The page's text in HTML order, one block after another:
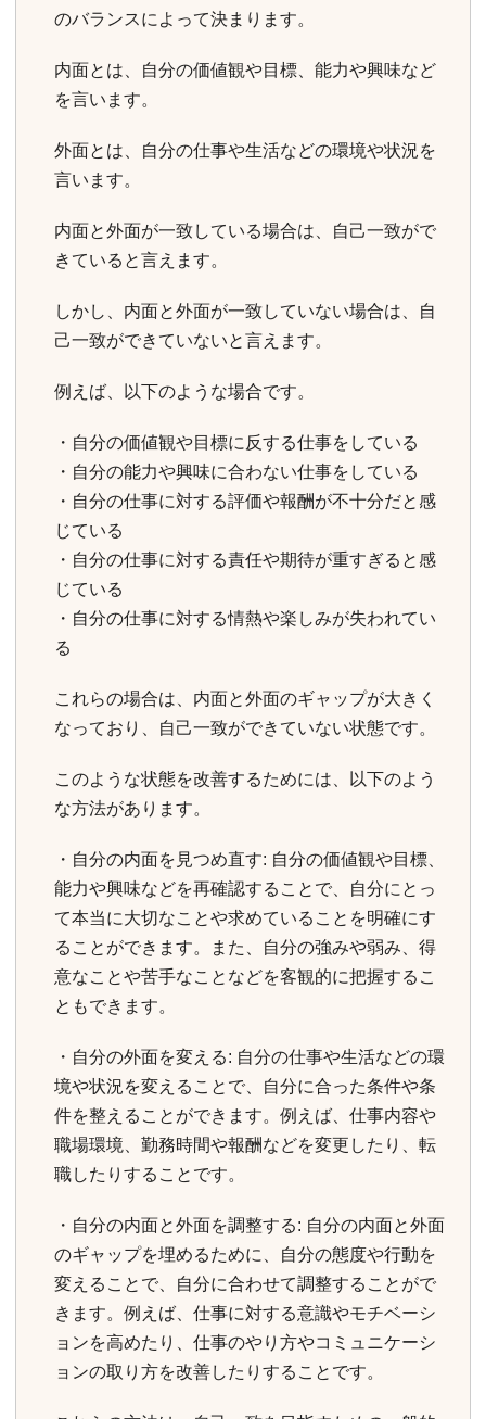
のバランスによって決まります。
内面とは、自分の価値観や目標、能力や興味など
を言います。
外面とは、自分の仕事や生活などの環境や状況を
言います。
内面と外面が一致している場合は、自己一致がで
きていると言えます。
しかし、内面と外面が一致していない場合は、自
己一致ができていないと言えます。
例えば、以下のような場合です。
・自分の価値観や目標に反する仕事をしている
・自分の能力や興味に合わない仕事をしている
・自分の仕事に対する評価や報酬が不十分だと感
じている
・自分の仕事に対する責任や期待が重すぎると感
じている
・自分の仕事に対する情熱や楽しみが失われてい
る
これらの場合は、内面と外面のギャップが大きく
なっており、自己一致ができていない状態です。
このような状態を改善するためには、以下のよう
な方法があります。
・自分の内面を見つめ直す: 自分の価値観や目標、
能力や興味などを再確認することで、自分にとっ
て本当に大切なことや求めていることを明確にす
ることができます。また、自分の強みや弱み、得
意なことや苦手なことなどを客観的に把握するこ
ともできます。
・自分の外面を変える: 自分の仕事や生活などの環
境や状況を変えることで、自分に合った条件や条
件を整えることができます。例えば、仕事内容や
職場環境、勤務時間や報酬などを変更したり、転
職したりすることです。
・自分の内面と外面を調整する: 自分の内面と外面
のギャップを埋めるために、自分の態度や行動を
変えることで、自分に合わせて調整することがで
きます。例えば、仕事に対する意識やモチベーシ
ョンを高めたり、仕事のやり方やコミュニケーシ
ョンの取り方を改善したりすることです。